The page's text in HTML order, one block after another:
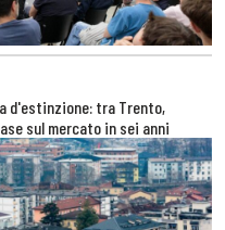
d'estinzione: tra Trento,
sul mercato in sei anni